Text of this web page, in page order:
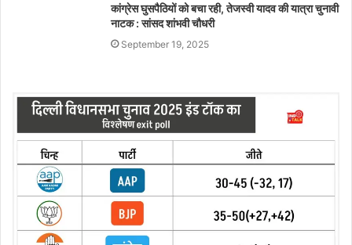
कांग्रेस घुसपैठियों को बचा रही, तेजस्वी यादव की यात्रा चुनावी
नाटक : सांसद शांभवी चौधरी
September 19, 2025